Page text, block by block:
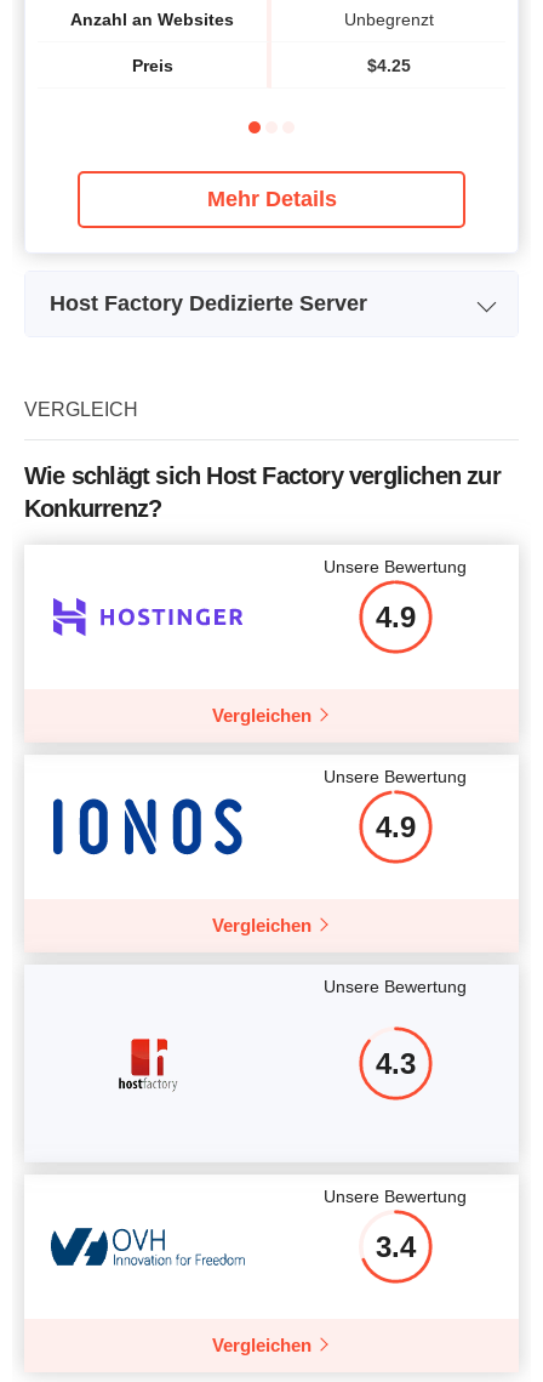
Anzahl an Websites
Preis
Unbegrenzt
$4.25
Mehr Details
Host Factory Dedizierte Server
Speicher
Arbeitsspeicher / RAM
Preis $22.76
VERGLEICH
Wie schlägt sich Host Factory verglichen zur
Konkurrenz?
Unsere Bewertung
4.9
Vergleichen
Unsere Bewertung
4.9
Vergleichen
Unsere Bewertung
4.3
Unsere Bewertung
3.4
Vergleichen